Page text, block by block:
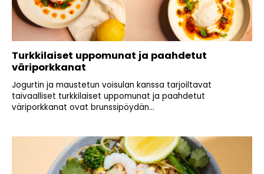
Turkkilaiset uppomunat ja paahdetut
väriporkkanat
Jogurtin ja maustetun voisulan kanssa tarjoiltavat
taivaalliset turkkilaiset uppomunat ja paahdetut
väriporkkanat ovat brunssipöydän...